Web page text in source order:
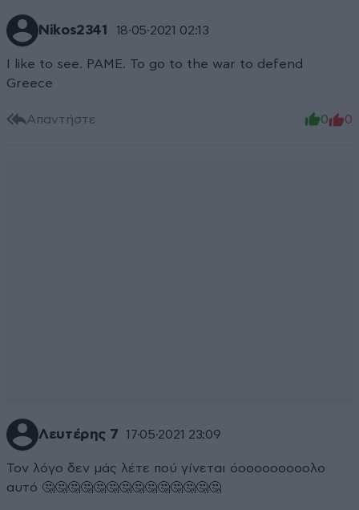
Nikos2341 18·05·2021 02:13
I like to see. PAME. To go to the war to defend
Greece
Απαντήστε 0 0
Λευτέρης 7 17·05·2021 23:09
Τον λόγο δεν μάς λέτε πού γίνεται όοοοοοοοοολο
αυτό 🤔🤔🤔🤔🤔🤔🤔🤔🤔🤔🤔🤔🤔🤔